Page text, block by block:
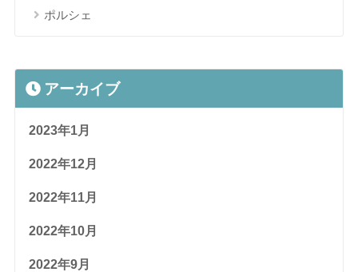
ポルシェ
アーカイブ
2023年1月
2022年12月
2022年11月
2022年10月
2022年9月